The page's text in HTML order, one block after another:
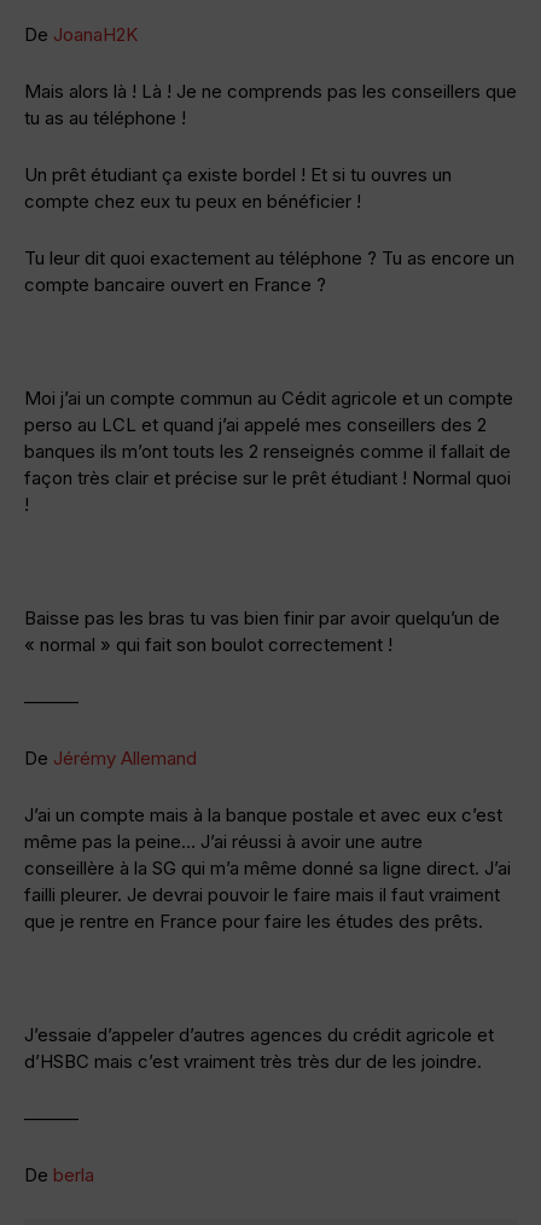
De JoanaH2K
Mais alors là ! Là ! Je ne comprends pas les conseillers que
tu as au téléphone !
Un prêt étudiant ça existe bordel ! Et si tu ouvres un
compte chez eux tu peux en bénéficier !
Tu leur dit quoi exactement au téléphone ? Tu as encore un
compte bancaire ouvert en France ?
Moi j’ai un compte commun au Cédit agricole et un compte
perso au LCL et quand j’ai appelé mes conseillers des 2
banques ils m’ont touts les 2 renseignés comme il fallait de
façon très clair et précise sur le prêt étudiant ! Normal quoi
!
Baisse pas les bras tu vas bien finir par avoir quelqu’un de
« normal » qui fait son boulot correctement !
———
De Jérémy Allemand
J’ai un compte mais à la banque postale et avec eux c’est
même pas la peine… J’ai réussi à avoir une autre
conseillère à la SG qui m’a même donné sa ligne direct. J’ai
failli pleurer. Je devrai pouvoir le faire mais il faut vraiment
que je rentre en France pour faire les études des prêts.
J’essaie d’appeler d’autres agences du crédit agricole et
d’HSBC mais c’est vraiment très très dur de les joindre.
———
De berla